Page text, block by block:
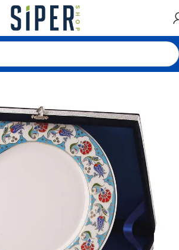
Tabak Plaketler